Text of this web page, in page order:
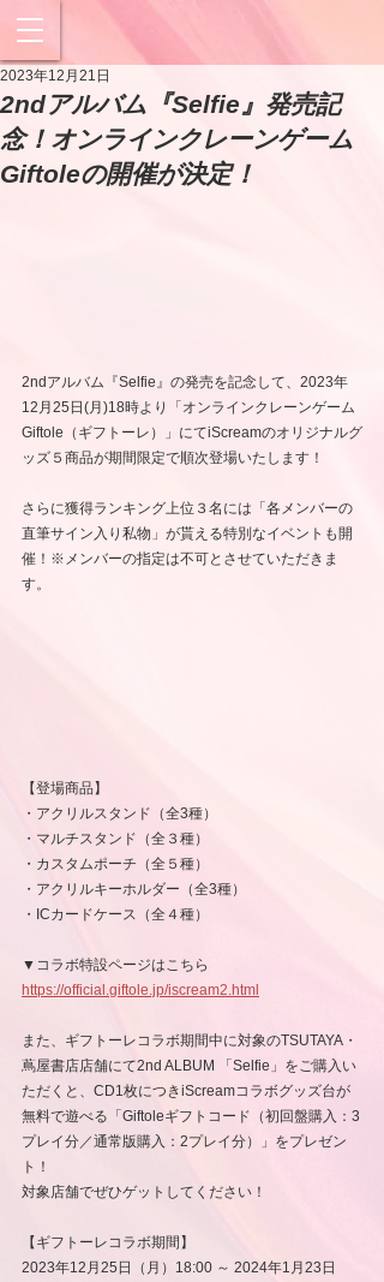
2ndアルバム『Selfie』発売記
念！オンラインクレーンゲーム
Giftoleの開催が決定！
2023年12月21日
2ndアルバム『Selfie』の発売を記念して、2023年
12月25日(月)18時より「オンラインクレーンゲーム
Giftole（ギフトーレ）」にてiScreamのオリジナルグ
ッズ５商品が期間限定で順次登場いたします！
さらに獲得ランキング上位３名には「各メンバーの
直筆サイン入り私物」が貰える特別なイベントも開
催！※メンバーの指定は不可とさせていただきま
す。
【登場商品】
・アクリルスタンド（全3種）
・マルチスタンド（全３種）
・カスタムポーチ（全５種）
・アクリルキーホルダー（全3種）
・ICカードケース（全４種）
▼コラボ特設ページはこちら
https://official.giftole.jp/iscream2.html
また、ギフトーレコラボ期間中に対象のTSUTAYA・
蔦屋書店店舗にて2nd ALBUM 「Selfie」をご購入い
ただくと、CD1枚につきiScreamコラボグッズ台が
無料で遊べる「Giftoleギフトコード（初回盤購入：3
プレイ分／通常版購入：2プレイ分）」をプレゼン
ト！
対象店舗でぜひゲットしてください！
【ギフトーレコラボ期間】
2023年12月25日（月）18:00 ～ 2024年1月23日